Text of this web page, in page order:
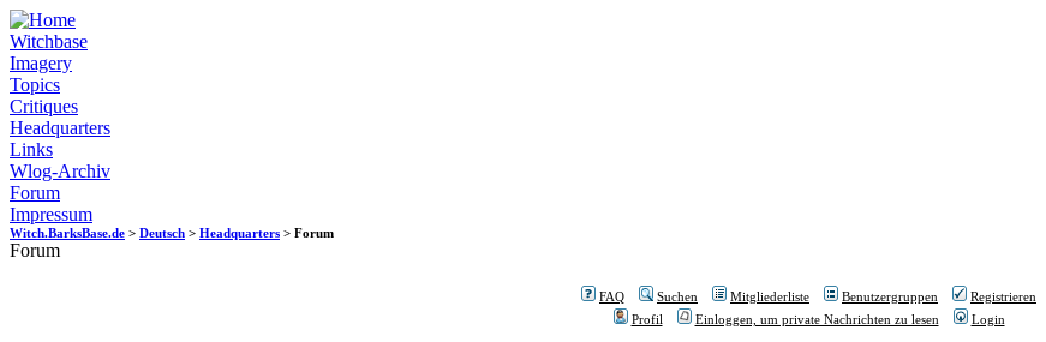
Witchbase
Imagery
Topics
Critiques
Headquarters
Links
Wlog-Archiv
Forum
Impressum
Witch.BarksBase.de > Deutsch > Headquarters > Forum
Forum
FAQ Suchen Mitgliederliste Benutzergruppen
Registrieren
Profil
Einloggen, um private Nachrichten zu lesen Login